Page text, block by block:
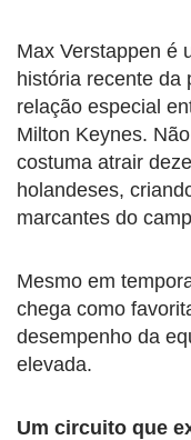
Max Verstappen é
história recente da
relação especial
Milton Keynes.
costuma atrair
holandeses,
marcantes do
Mesmo em
chega como
desempenho da
elevada.
Um circuito que